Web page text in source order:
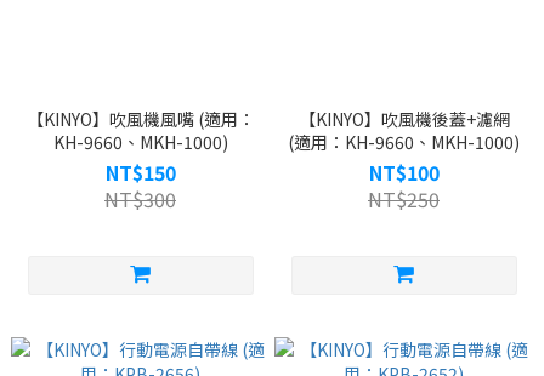
【KINYO】吹風機風嘴 (適用：
KH-9660、MKH-1000)
NT$150
NT$300
【KINYO】吹風機後蓋+濾網
(適用：KH-9660、MKH-1000)
NT$100
NT$250